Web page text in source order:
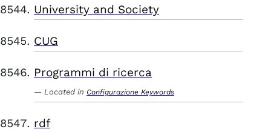
University and Society
CUG
Programmi di ricerca
Located in Configurazione Keywords
rdf